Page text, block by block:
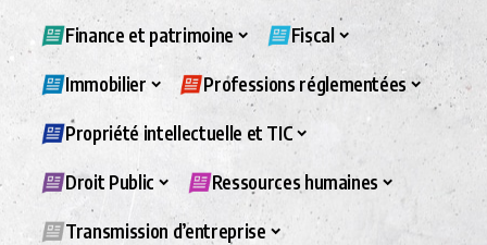
Finance et patrimoine Fiscal
Immobilier Professions réglementées
Propriété intellectuelle et TIC
Droit Public Ressources humaines
Transmission d’entreprise